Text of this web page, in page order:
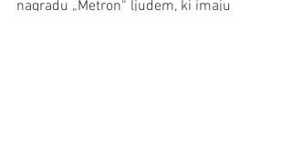
nagradu „Metron“ ljudem, ki imaju